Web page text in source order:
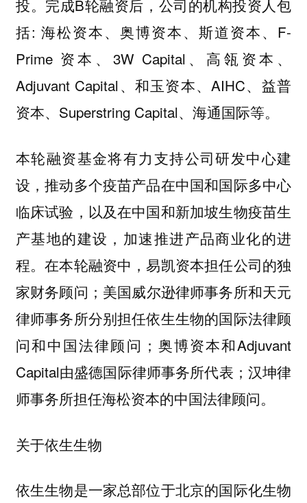
投。完成B轮融资后，公司的机构投资人包
括: 海松资本、奥博资本、斯道资本、F-
Prime 资本、3W Capital、高瓴资本、
Adjuvant Capital、和玉资本、AIHC、益普
资本、Superstring Capital、海通国际等。
本轮融资基金将有力支持公司研发中心建
设，推动多个疫苗产品在中国和国际多中心
临床试验，以及在中国和新加坡生物疫苗生
产基地的建设，加速推进产品商业化的进
程。在本轮融资中，易凯资本担任公司的独
家财务顾问；美国威尔逊律师事务所和天元
律师事务所分别担任依生生物的国际法律顾
问和中国法律顾问；奥博资本和Adjuvant
Capital由盛德国际律师事务所代表；汉坤律
师事务所担任海松资本的中国法律顾问。
关于依生生物
依生生物是一家总部位于北京的国际化生物